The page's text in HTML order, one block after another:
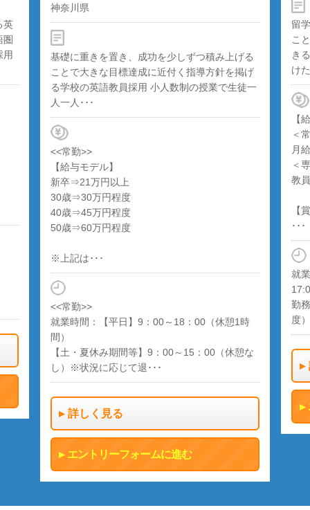
英
圏
用
神奈川県
基礎に重きを置き、成功を少しずつ積み上げる
ことで大きな目標達成に近付く指導方針を掲げ
る学校の英語教員採用 小人数制の授業で生徒一
人一人･･･
<<常勤>>
【給与モデル】
新卒⇒21万円以上
30歳⇒30万円程度
40歳⇒45万円程度
50歳⇒60万円程度
※上記は･･･
<<常勤>>
就業時間：【平日】9：00～18：00（休憩1時
間）
【土・夏休み期間等】9：00～15：00（休憩な
し）※状況に応じて退･･･
詳しく見る
エントリーフォームに進む
留
こ
き
け
【
＜
月
＜
教
【
･･･
就
勤
度）